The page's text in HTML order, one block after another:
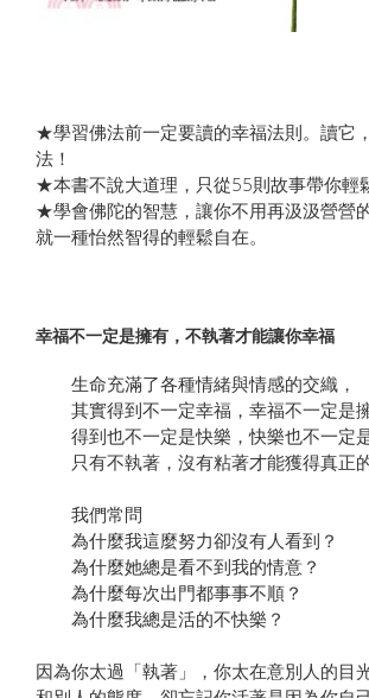
★學習佛法前一定要讀的幸福法則。讀它
法！
★本書不說大道理，只從55則故事帶你輕
★學會佛陀的智慧，讓你不用再汲汲營營
就一種怡然智得的輕鬆自在。
幸福不一定是擁有，不執著才能讓你幸福
生命充滿了各種情緒與情感的交織，
其實得到不一定幸福，幸福不一定是擁
得到也不一定是快樂，快樂也不一定是
只有不執著，沒有粘著才能獲得真正的
我們常問
為什麼我這麼努力卻沒有人看到？
為什麼她總是看不到我的情意？
為什麼每次出門都事事不順？
為什麼我總是活的不快樂？
因為你太過「執著」，你太在意別人的目